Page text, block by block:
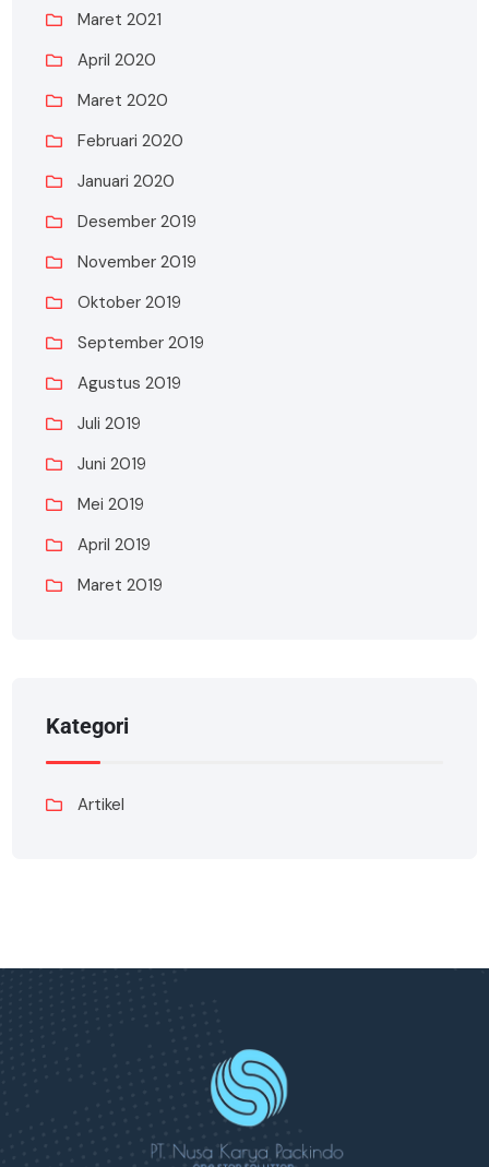
Maret 2021
April 2020
Maret 2020
Februari 2020
Januari 2020
Desember 2019
November 2019
Oktober 2019
September 2019
Agustus 2019
Juli 2019
Juni 2019
Mei 2019
April 2019
Maret 2019
Kategori
Artikel